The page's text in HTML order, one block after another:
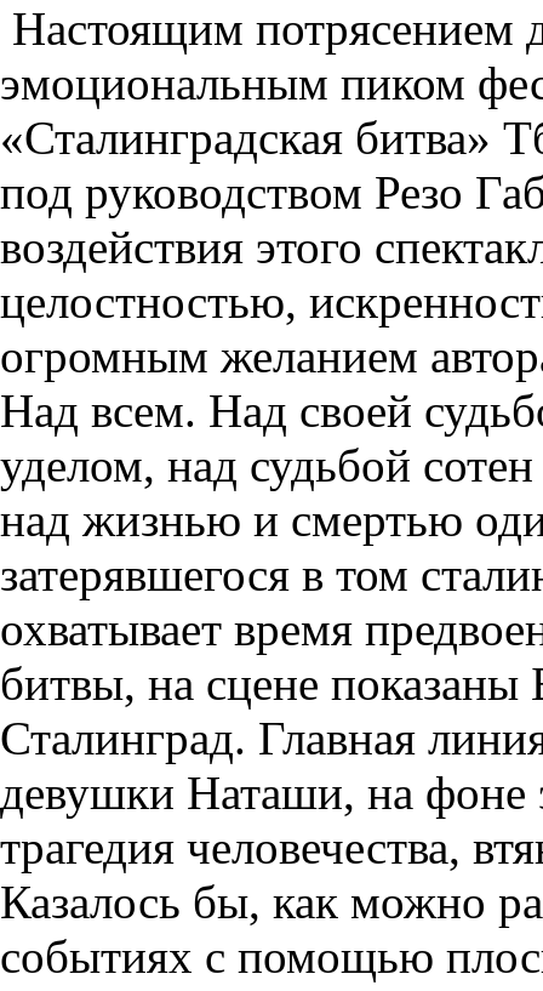
Настоящим потрясением
эмоциональным пиком
«Сталинградская битва»
под руководством Резо
воздействия этого
целостностью,
огромным желанием
Над всем. Над своей
уделом, над судьбой
над жизнью и смертью
затерявшегося в том
охватывает время
битвы, на сцене
Сталинград. Главная
девушки Наташи, на фоне
трагедия человечества,
Казалось бы, как можно
событиях с помощью